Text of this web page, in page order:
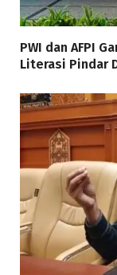
PWI dan AFPI
Literasi Pindar